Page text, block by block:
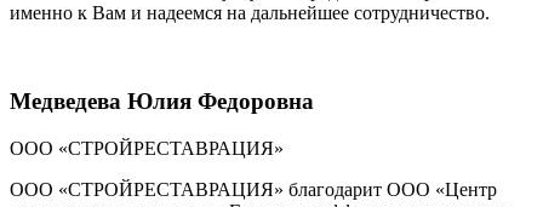
именно к Вам и надеемся на дальнейшее сотрудничество.
Медведева Юлия Федоровна
ООО «СТРОЙРЕСТАВРАЦИЯ»
ООО «СТРОЙРЕСТАВРАЦИЯ» благодарит ООО «Центр